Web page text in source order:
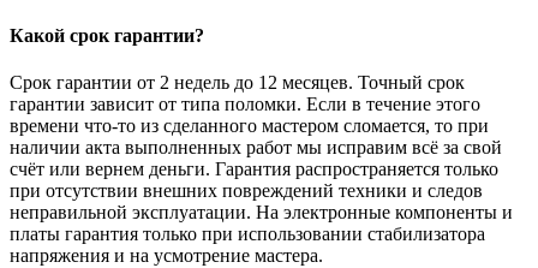
Какой срок гарантии?
Срок гарантии от 2 недель до 12 месяцев. Точный срок
гарантии зависит от типа поломки. Если в течение этого
времени что-то из сделанного мастером сломается, то при
наличии акта выполненных работ мы исправим всё за свой
счёт или вернем деньги. Гарантия распространяется только
при отсутствии внешних повреждений техники и следов
неправильной эксплуатации. На электронные компоненты и
платы гарантия только при использовании стабилизатора
напряжения и на усмотрение мастера.